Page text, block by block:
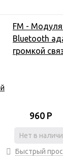
FM -
Bluetooth
громкой
960 Р
Нет в
Быстрый